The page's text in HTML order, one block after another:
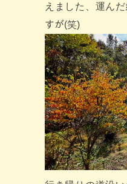
えました、運ん
すが(笑)